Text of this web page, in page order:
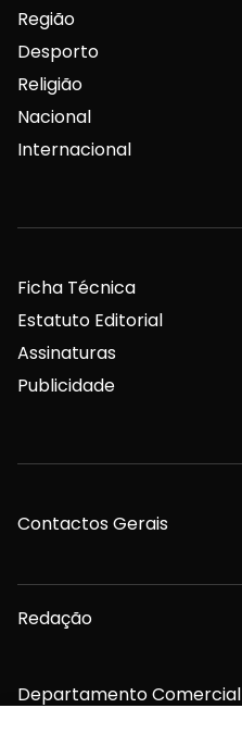
Região
Desporto
Religião
Nacional
Internacional
Ficha Técnica
Estatuto Editorial
Assinaturas
Publicidade
Contactos Gerais
Redação
Departamento Comercial